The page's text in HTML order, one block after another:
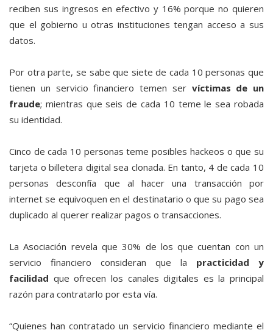
reciben sus ingresos en efectivo y 16% porque no quieren
que el gobierno u otras instituciones tengan acceso a sus
datos.
Por otra parte, se sabe que siete de cada 10 personas que
tienen un servicio financiero temen ser víctimas de un
fraude; mientras que seis de cada 10 teme le sea robada
su identidad.
Cinco de cada 10 personas teme posibles hackeos o que su
tarjeta o billetera digital sea clonada. En tanto, 4 de cada 10
personas desconfía que al hacer una transacción por
internet se equivoquen en el destinatario o que su pago sea
duplicado al querer realizar pagos o transacciones.
La Asociación revela que 30% de los que cuentan con un
servicio financiero consideran que la practicidad y
facilidad que ofrecen los canales digitales es la principal
razón para contratarlo por esta vía.
“Quienes han contratado un servicio financiero mediante el